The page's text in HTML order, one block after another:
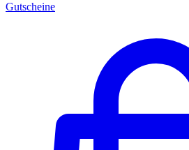
Gutscheine